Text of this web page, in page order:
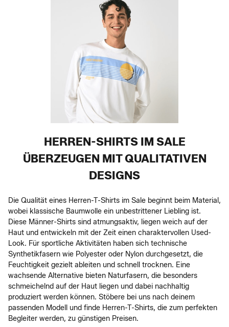
HERREN-SHIRTS IM SALE
ÜBERZEUGEN MIT QUALITATIVEN
DESIGNS
Die Qualität eines Herren-T-Shirts im Sale beginnt beim Material,
wobei klassische Baumwolle ein unbestrittener Liebling ist.
Diese Männer-Shirts sind atmungsaktiv, liegen weich auf der
Haut und entwickeln mit der Zeit einen charaktervollen Used-
Look. Für sportliche Aktivitäten haben sich technische
Synthetikfasern wie Polyester oder Nylon durchgesetzt, die
Feuchtigkeit gezielt ableiten und schnell trocknen. Eine
wachsende Alternative bieten Naturfasern, die besonders
schmeichelnd auf der Haut liegen und dabei nachhaltig
produziert werden können. Stöbere bei uns nach deinem
passenden Modell und finde Herren-T-Shirts, die zum perfekten
Begleiter werden, zu günstigen Preisen.